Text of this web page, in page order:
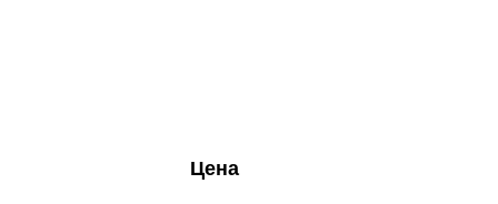
Цена